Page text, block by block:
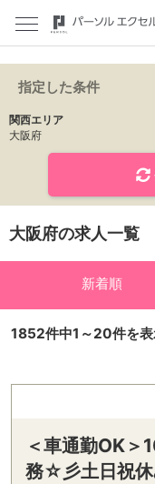
指定した条件
関西エリア
大阪府
大阪府の求人一覧
新着順
1852件中1～20件を
＜車通勤OK
務☆彡土日祝